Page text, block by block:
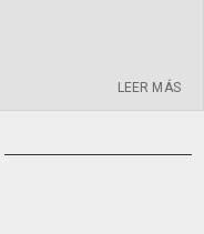
LEER MÁS